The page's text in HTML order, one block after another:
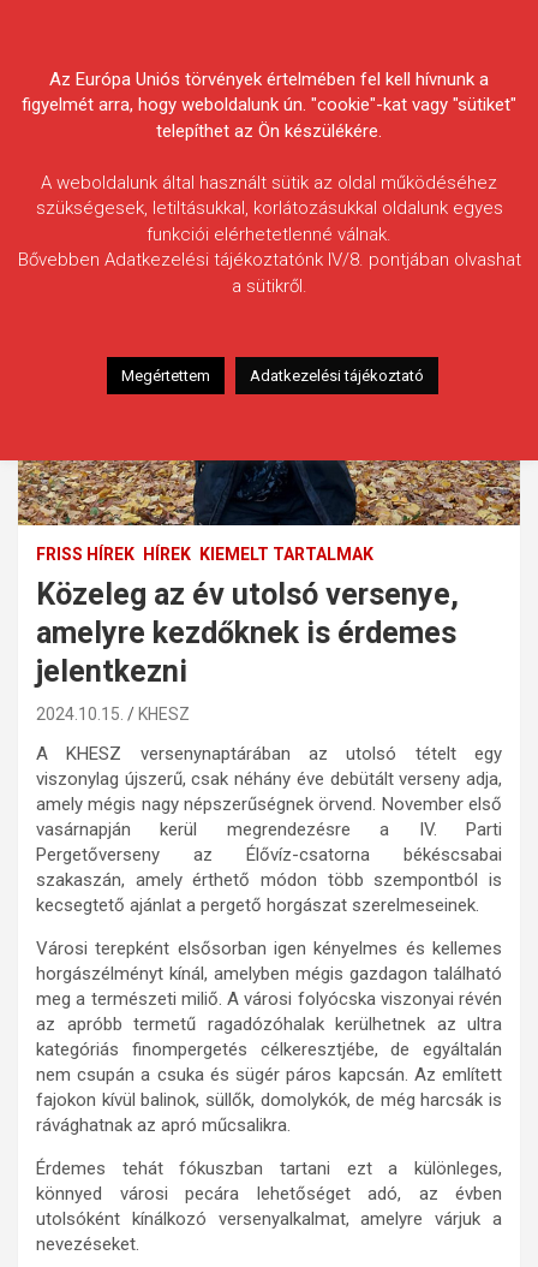
Egyesületek Szövetsége
FRISS HÍREK HÍREK KIEMELT TARTALMAK
Közeleg az év utolsó versenye,
amelyre kezdőknek is érdemes
jelentkezni
2024.10.15. KHESZ
A KHESZ versenynaptárában az utolsó tételt egy
viszonylag újszerű, csak néhány éve debütált verseny adja,
amely mégis nagy népszerűségnek örvend. November első
vasárnapján kerül megrendezésre a IV. Parti
Pergetőverseny az Élővíz-csatorna békéscsabai
szakaszán, amely érthető módon több szempontból is
kecsegtető ajánlat a pergető horgászat szerelmeseinek.
Városi terepként elsősorban igen kényelmes és kellemes
horgászélményt kínál, amelyben mégis gazdagon található
meg a természeti miliő. A városi folyócska viszonyai révén
az apróbb termetű ragadózóhalak kerülhetnek az ultra
kategóriás finompergetés célkeresztjébe, de egyáltalán
nem csupán a csuka és sügér páros kapcsán. Az említett
fajokon kívül balinok, süllők, domolykók, de még harcsák is
rávághatnak az apró műcsalikra.
Érdemes tehát fókuszban tartani ezt a különleges,
könnyed városi pecára lehetőséget adó, az évben
utolsóként kínálkozó versenyalkalmat, amelyre várjuk a
nevezéseket.
Az Európa Uniós törvények értelmében fel kell hívnunk a
figyelmét arra, hogy weboldalunk ún. "cookie"-kat vagy "sütiket"
telepíthet az Ön készülékére.
A weboldalunk által használt sütik az oldal működéséhez
szükségesek, letiltásukkal, korlátozásukkal oldalunk egyes
funkciói elérhetetlenné válnak.
Bővebben Adatkezelési tájékoztatónk IV/8. pontjában olvashat
a sütikről.
Megértettem Adatkezelési tájékoztató